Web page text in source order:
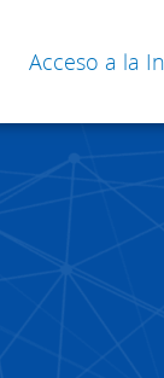
Acceso a la